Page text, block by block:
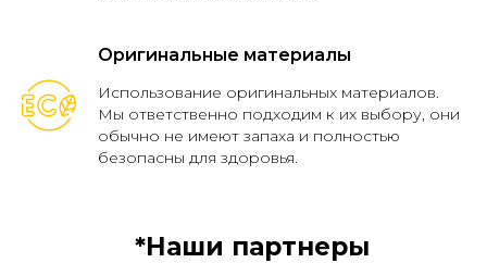
Оригинальные материалы
Использование оригинальных материалов.
Мы ответственно подходим к их выбору, они
обычно не имеют запаха и полностью
безопасны для здоровья.
*Наши партнеры
Ремонт фурнитуры 08